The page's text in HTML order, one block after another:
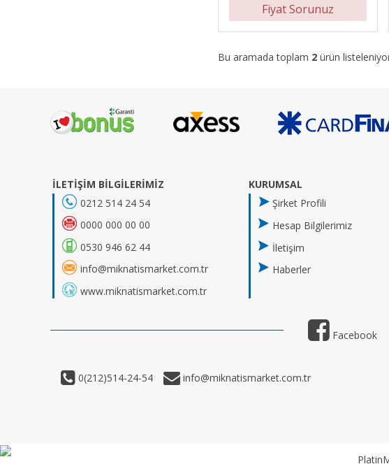
Fiyat Sorunuz
Bu aramada toplam 2 ürün
İLETİŞİM BİLGİLERİMİZ KURUMSAL
0212 514 24 54
Şirket Profili
0000 000 00 00
Hesap Bilgilerimiz
0530 946 62 44
İletişim
info@miknatismarket.com.tr
Haberler
www.miknatismarket.com.tr
Facebook
0(212)514-24-54 info@miknatismarket.com.tr